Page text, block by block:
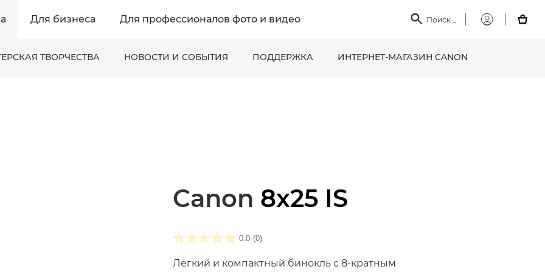
Для бизнеса Для профессионалов фото и видео  Поиск
Мой

ТВОРЧЕСТВА НОВОСТИ И СОБЫТИЯ ПОДДЕРЖКА ИНТЕРНЕТ-МАГАЗИН CANON
Canon 8x25 IS
0.0 (0)
Легкий и компактный бинокль с 8-кратным